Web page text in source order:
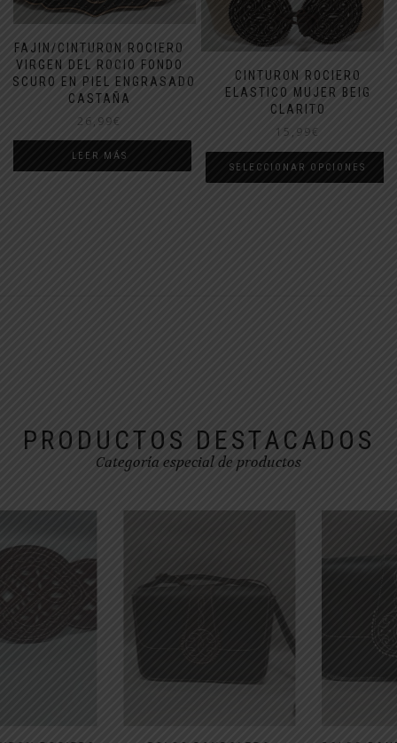
FAJIN/CINTURON ROCIERO
VIRGEN DEL ROCIO FONDO
OSCURO EN PIEL ENGRASADO
CASTAÑA
26,99€
LEER MÁS
CINTURON ROCIERO
ELASTICO MUJER BEIG
CLARITO
15,99 €
SELECCIONAR OPCIONES
de
producto
PRODUCTOS DESTACADOS
Categoría especial de productos